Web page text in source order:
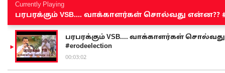
Currently Playing
பரபரக்கும் VSB.... வாக்காளர்கள் சொல்வது என்ன??
பரபரக்கும் VSB.... வாக்காளர்கள் சொல்வது
#erodeelection
00:03:02